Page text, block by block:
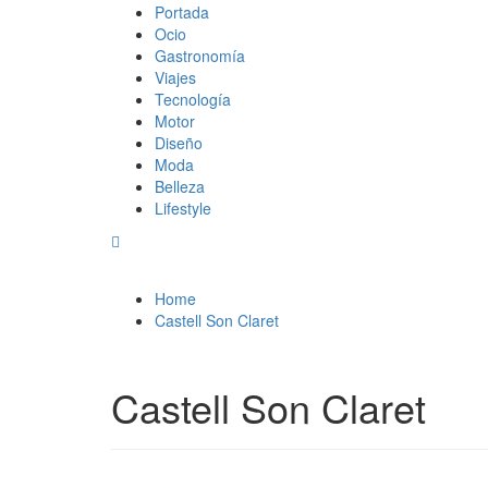
Magazine de gastronomía, belleza, ocio, viajes,
Magazine de gastronomía, belleza, ocio, viajes,
Primary
Menu
Portada
Ocio
Gastronomía
Viajes
Tecnología
Motor
Diseño
Moda
Belleza
Lifestyle
Home
Castell Son Claret
Castell Son Claret